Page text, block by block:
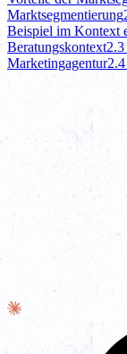
Marktsegmentierung
Beispiel im Kontext
Beratungskontext
Marketingagentur